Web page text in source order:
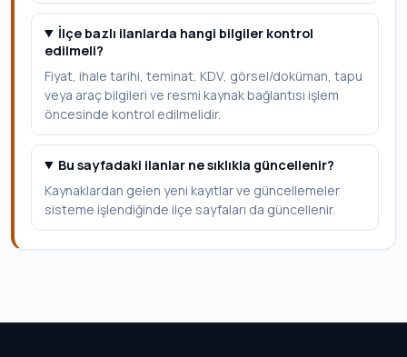
İlçe bazlı ilanlarda hangi bilgiler kontrol
edilmeli?
Fiyat, ihale tarihi, teminat, KDV, görsel/doküman, tapu
veya araç bilgileri ve resmi kaynak bağlantısı işlem
öncesinde kontrol edilmelidir.
Bu sayfadaki ilanlar ne sıklıkla güncellenir?
Kaynaklardan gelen yeni kayıtlar ve güncellemeler
sisteme işlendiğinde ilçe sayfaları da güncellenir.